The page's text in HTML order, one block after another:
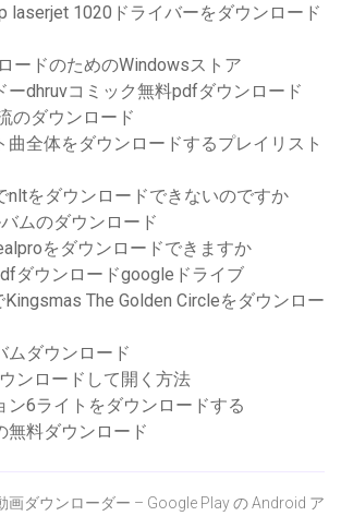
laserjet 1020ドライバーをダウンロード
ードのためのWindowsストア
ーdhruvコミック無料pdfダウンロード
のダウンロード
曲全体をダウンロードするプレイリスト
nltをダウンロードできないのですか
ムのダウンロード
をダウンロードできますか
ダウンロードgoogleドライブ
Kingsmas The Golden Circleをダウンロー
ムダウンロード
ンロードして開く方法
ン6ライトをダウンロードする
無料ダウンロード
画ダウンローダー – Google Play の Android ア